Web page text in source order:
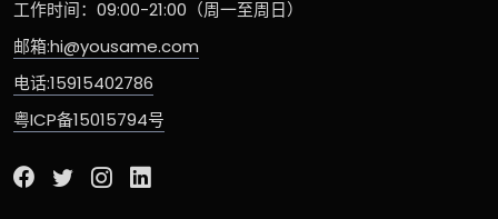
工作时间：09:00-21:00（周一至周日）
邮箱:hi@yousame.com
电话:15915402786
粤ICP备15015794号